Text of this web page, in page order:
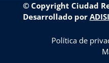
© Copyright Ciudad
Desarrollado por
Política de